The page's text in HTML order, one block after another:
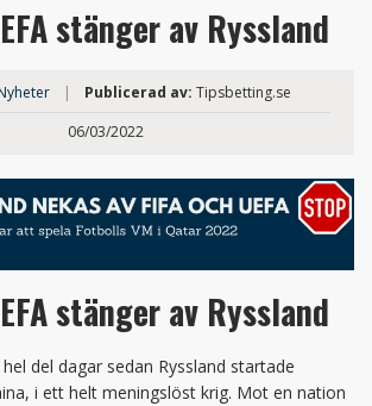
stänger av Ryssland
| Publicerad av: Tipsbetting.se
06/03/2022
stänger av Ryssland
del dagar sedan Ryssland startade
i ett helt meningslöst krig. Mot en nation